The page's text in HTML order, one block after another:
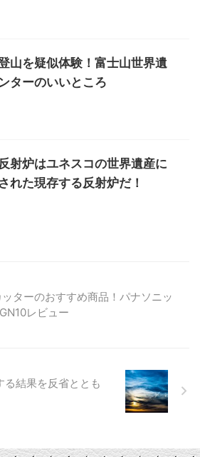
山を疑似体験！富士山世界遺
ターのいいところ
射炉はユネスコの世界遺産に
れた現存する反射炉だ！
ターのおすすめ商品！パナソニッ
レビュー
る結果を反省ととも